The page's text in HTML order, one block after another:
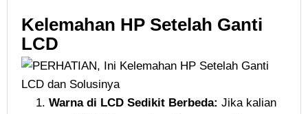
Kelemahan HP Setelah Ganti
LCD
Warna di LCD Sedikit Berbeda: Jika kalian